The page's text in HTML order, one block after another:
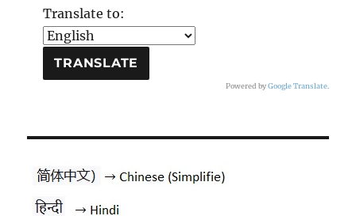
Translate to:
Powered byGoogle Translate.